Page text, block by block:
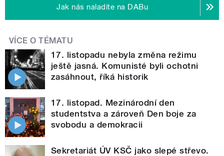
Jak nás naladíte na DABu
VÍCE O TÉMATU
17. listopadu nebyla změna režimu
ještě jasná. Komunisté byli ochotni
zasáhnout, říká historik
17. listopad. Mezinárodní den
studentstva a zároveň Den boje za
svobodu a demokracii
Sekretariát ÚV KSČ jako slepé střevo.